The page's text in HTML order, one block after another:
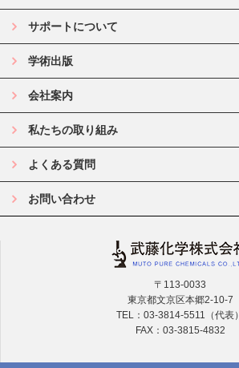
サポートについて
学術出版
会社案内
私たちの取り組み
よくある質問
お問い合わせ
〒113-0033
東京都文京区本郷2-10-7
TEL：03-3814-5511（代表）
FAX：03-3815-4832